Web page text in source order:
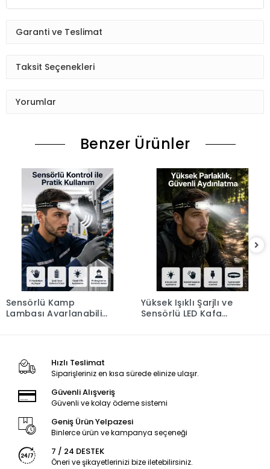
Garanti ve Teslimat
Taksit Seçenekleri
Yorumlar
Benzer Ürünler
Sensörlü Kamp
Lambası Ayarlanabilir
Yüksek Işıklı Şarjlı ve
Sensörlü LED Kafa
Hızlı Teslimat
Siparişleriniz en kısa sürede elinize ulaşır.
Güvenli Alışveriş
Güvenli ve kolay ödeme sistemi
Geniş Ürün Yelpazesi
Binlerce ürün ve kampanya seçeneği
7 / 24 DESTEK
Öneri ve şikayetlerinizi bize iletebilirsiniz.